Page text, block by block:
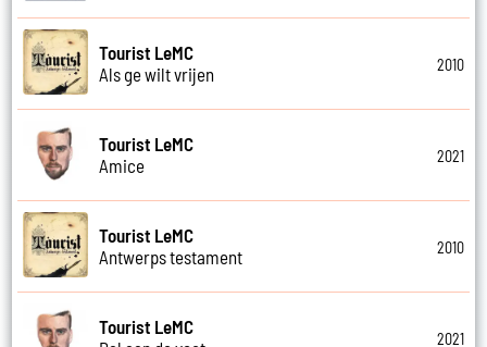
Tourist LeMC
Als ge wilt vrijen
2010
Tourist LeMC
Amice
2021
Tourist LeMC
Antwerps testament
2010
Tourist LeMC
2021